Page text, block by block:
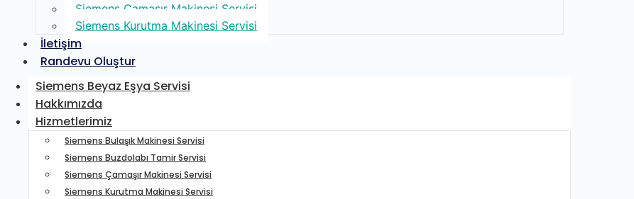
Siemens Çamaşır Makinesi Servisi
Siemens Kurutma Makinesi Servisi
İletişim
Randevu Oluştur
Siemens Beyaz Eşya Servisi
Hakkımızda
Hizmetlerimiz
Siemens Bulaşık Makinesi Servisi
Siemens Buzdolabı Tamir Servisi
Siemens Çamaşır Makinesi Servisi
Siemens Kurutma Makinesi Servisi